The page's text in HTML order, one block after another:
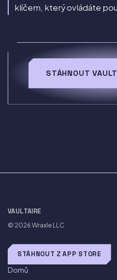
klíčem, který ovládáte
STÁHNOUT
VAULTAIRE
© 2026Wraxle LLC
STÁHNOUT Z APP STORE
Domů